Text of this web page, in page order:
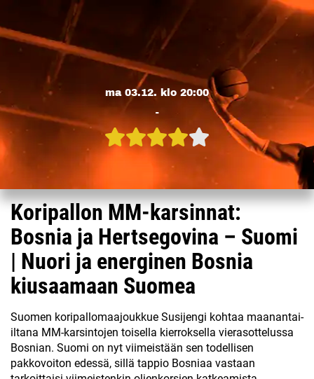
ma 03.12. klo 20:00
-
Koripallon MM-karsinnat:
Bosnia ja Hertsegovina – Suomi
| Nuori ja energinen Bosnia
kiusaamaan Suomea
Suomen koripallomaajoukkue Susijengi kohtaa maanantai-
iltana MM-karsintojen toisella kierroksella vierasottelussa
Bosnian. Suomi on nyt viimeistään sen todellisen
pakkovoiton edessä, sillä tappio Bosniaa vastaan